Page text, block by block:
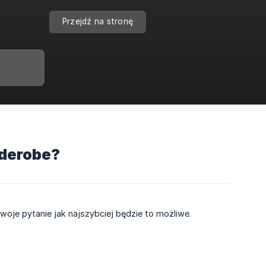
Przejdź na stronę
pytanie jak najszybciej będzie to możliwe.